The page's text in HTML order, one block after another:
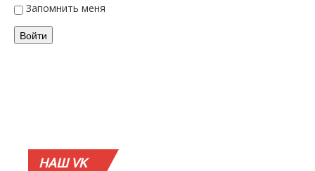
Запомнить меня
Войти
НАШVK